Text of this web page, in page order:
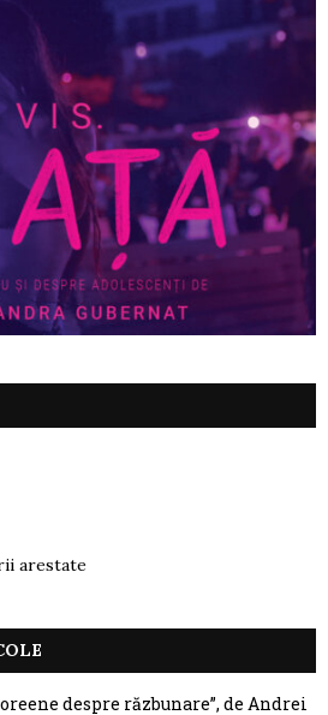
arestate
despre răzbunare”, de Andrei